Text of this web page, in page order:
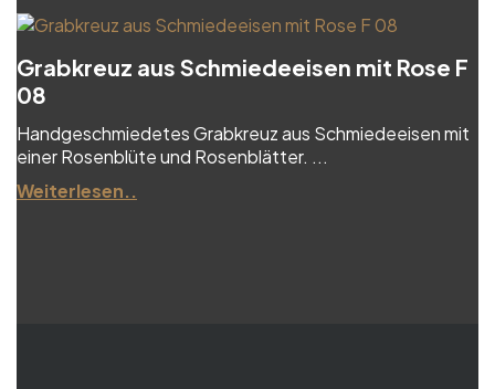
Grabkreuz aus Schmiedeeisen mit Rose F
08
Handgeschmiedetes Grabkreuz aus Schmiedeeisen mit
einer Rosenblüte und Rosenblätter. ...
Weiterlesen..